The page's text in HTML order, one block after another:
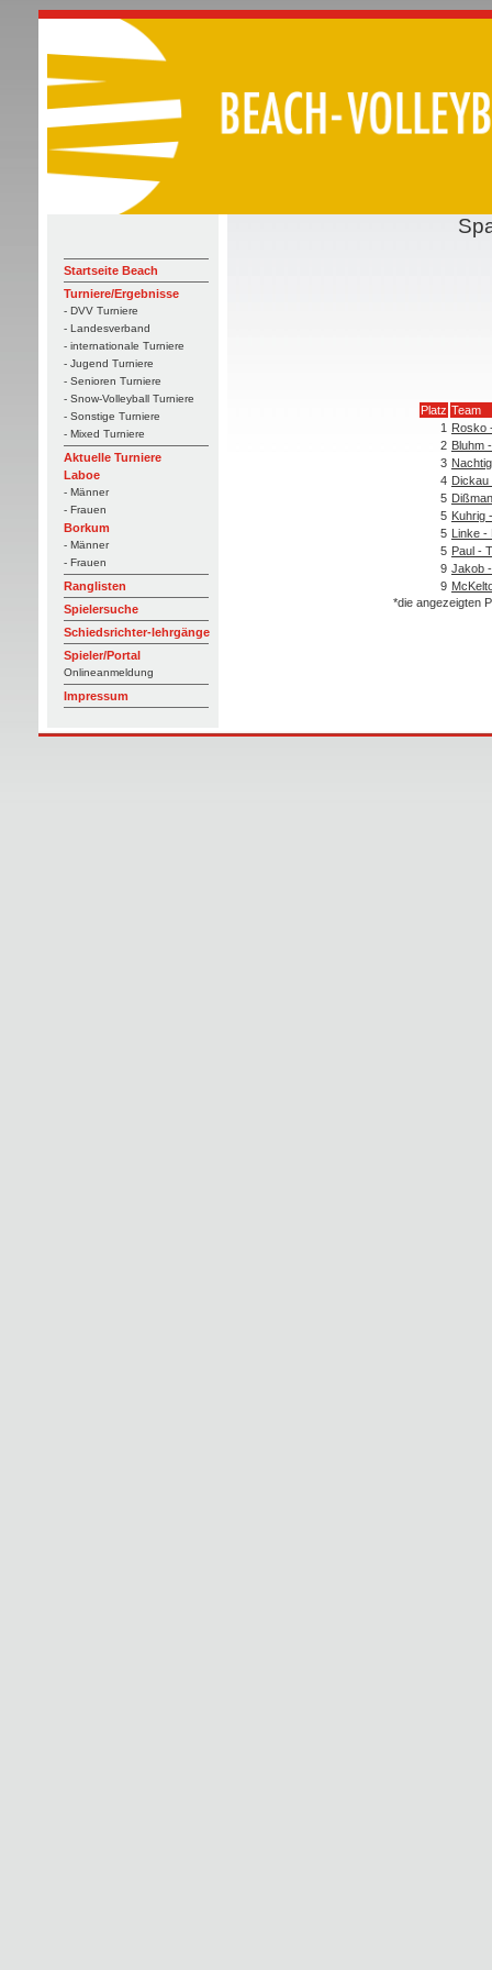
Startseite Beach
Turniere/Ergebnisse
- DVV Turniere
- Landesverband
- internationale Turniere
- Jugend Turniere
- Senioren Turniere
- Snow-Volleyball Turniere
- Sonstige Turniere
- Mixed Turniere
Aktuelle Turniere
Laboe
- Männer
- Frauen
Borkum
- Männer
- Frauen
Ranglisten
Spielersuche
Schiedsrichter-lehrgänge
Spieler/Portal
Onlineanmeldung
Impressum
Platz Team
1 Rosko
2 Bluhm
3
4 Dickau
5
5 Kuhrig
5 Linke -
5 Paul -
9 Jakob
9
*die angezeigten